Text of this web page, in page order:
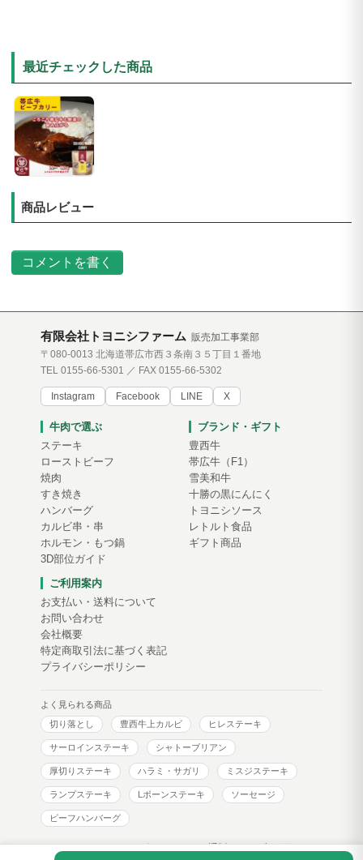
最近チェックした商品
商品レビュー
コメントを書く
有限会社トヨニシファーム 販売加工事業部
〒080-0013 北海道帯広市西３条南３５丁目１番地
TEL 0155-66-5301 ／ FAX 0155-66-5302
Instagram Facebook LINE X
牛肉で選ぶ
ステーキ
ローストビーフ
焼肉
すき焼き
ハンバーグ
カルビ串・串
ホルモン・もつ鍋
3D部位ガイド
ブランド・ギフト
豊西牛
帯広牛（F1）
雪美和牛
十勝の黒にんにく
トヨニシソース
レトルト食品
ギフト商品
ご利用案内
お支払い・送料について
お問い合わせ
会社概要
特定商取引法に基づく表記
プライバシーポリシー
よく見られる商品
切り落とし
豊西牛上カルビ ヒレステーキ
サーロインステーキ シャトーブリアン
厚切りステーキ ハラミ・サガリ ミスジステーキ
ランプステーキ Lボーンステーキ ソーセージ
ビーフハンバーグ
トヨニシファーム コーポレートサイト通販サイトブログ